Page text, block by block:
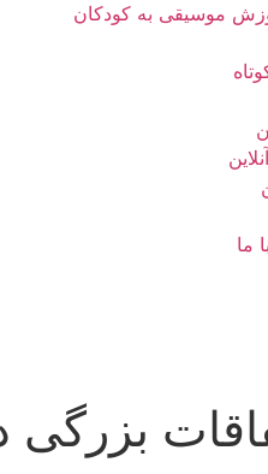
موسیقی به کودکان
ما